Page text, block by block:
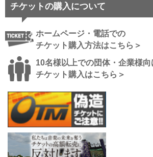
チケットの購入について
ホームページ・電話での
チケット購入方法はこちら＞
10名様以上での団体・企業様向
チケット購入はこちら＞